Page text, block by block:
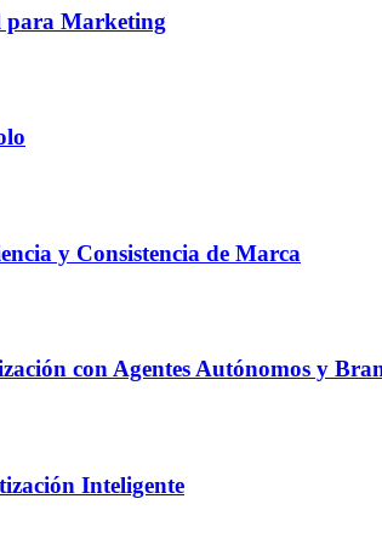
para Marketing
y Consistencia de Marca
con Agentes Autónomos y
Inteligente